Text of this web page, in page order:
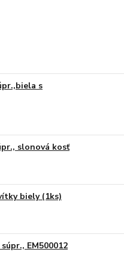
s
slonová kosť
biely (1ks)
EM500012